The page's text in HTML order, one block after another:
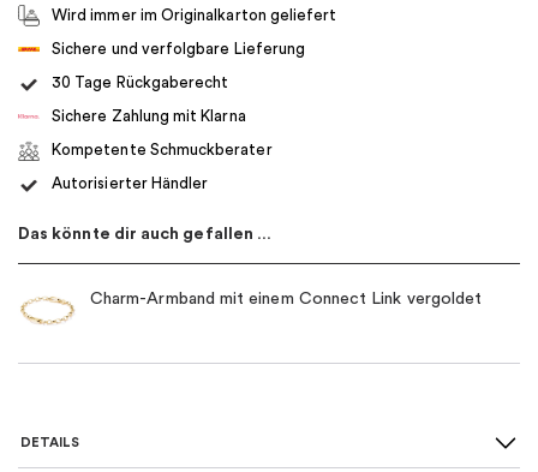
Wird immer im Originalkarton geliefert
Sichere und verfolgbare Lieferung
30 Tage Rückgaberecht
Sichere Zahlung mit Klarna
Kompetente Schmuckberater
Autorisierter Händler
Das könnte dir auch gefallen …
Charm-Armband mit einem Connect Link vergoldet
DETAILS